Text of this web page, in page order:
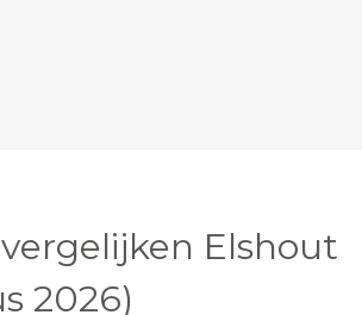
Elshout
2026)